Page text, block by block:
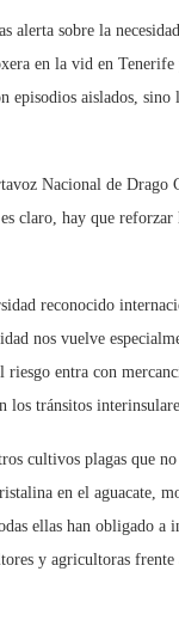
alerta sobre la
en la vid en
episodios aislados,
Nacional de Drago
claro, hay que
reconocido
nos vuelve
riesgo entra con
los tránsitos
cultivos plagas que
en el aguacate,
ellas han obligado
y agricultoras